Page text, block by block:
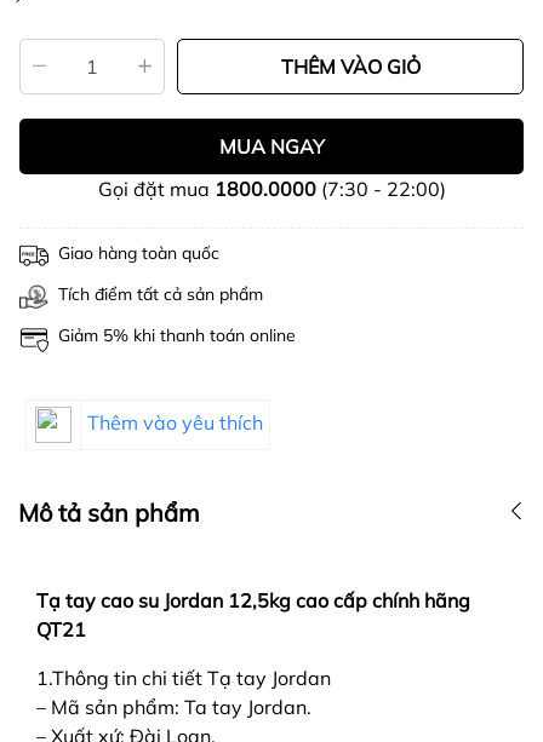
THÊM VÀO GIỎ
MUA NGAY
Gọi đặt mua 1800.0000(7:30 - 22:00)
Giao hàng toàn quốc
Tích điểm tất cả sản phẩm
Giảm 5% khi thanh toán online
Thêm vào yêu thích
Mô tả sản phẩm
Tạ tay cao su Jordan 12,5kg cao cấp chính hãng
QT21
1.Thông tin chi tiết Tạ tay Jordan
– Mã sản phẩm: Ta tay Jordan.
– Xuất xứ: Đài Loan.